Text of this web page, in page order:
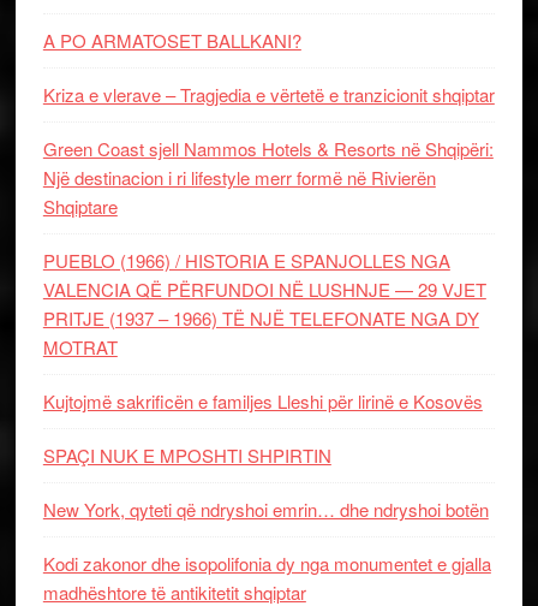
A PO ARMATOSET BALLKANI?
Kriza e vlerave – Tragjedia e vërtetë e tranzicionit shqiptar
Green Coast sjell Nammos Hotels & Resorts në Shqipëri:
Një destinacion i ri lifestyle merr formë në Rivierën
Shqiptare
PUEBLO (1966) / HISTORIA E SPANJOLLES NGA
VALENCIA QË PËRFUNDOI NË LUSHNJE — 29 VJET
PRITJE (1937 – 1966) TË NJË TELEFONATE NGA DY
MOTRAT
Kujtojmë sakrificën e familjes Lleshi për lirinë e Kosovës
SPAÇI NUK E MPOSHTI SHPIRTIN
New York, qyteti që ndryshoi emrin… dhe ndryshoi botën
Kodi zakonor dhe isopolifonia dy nga monumentet e gjalla
madhështore të antikitetit shqiptar